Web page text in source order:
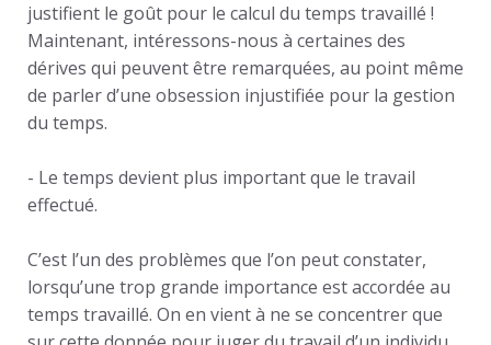
justifient le goût pour le calcul du temps travaillé !
Maintenant, intéressons-nous à certaines des
dérives qui peuvent être remarquées, au point même
de parler d’une obsession injustifiée pour la gestion
du temps.
- Le temps devient plus important que le travail
effectué.
C’est l’un des problèmes que l’on peut constater,
lorsqu’une trop grande importance est accordée au
temps travaillé. On en vient à ne se concentrer que